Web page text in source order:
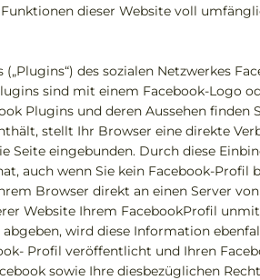
dieser Website voll
des sozialen Netzwerkes
sind mit einem Facebook-Logo
Plugins und deren Aussehen finden
stellt Ihr Browser eine direkte
eingebunden. Durch diese
auch wenn Sie kein Facebook-
Browser direkt an einen Server
Website Ihrem FacebookProfil
wird diese Information
Profil veröffentlicht und Ihren
sowie Ihre diesbezüglichen